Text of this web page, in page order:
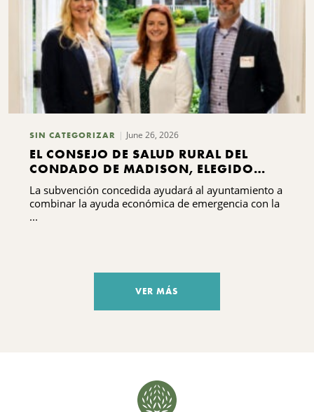
SIN CATEGORIZAR June 26, 2026
EL CONSEJO DE SALUD RURAL DEL
CONDADO DE MADISON, ELEGIDO
POR LOS VECINOS DEL CONDADO DE
MADISON, RECIBIRÁ 75 000 DÓLARES
PARA SUS INICIATIVAS DE
La subvención concedida ayudará al ayuntamiento a
combinar la ayuda económica de emergencia con la
...
VER MÁS
en